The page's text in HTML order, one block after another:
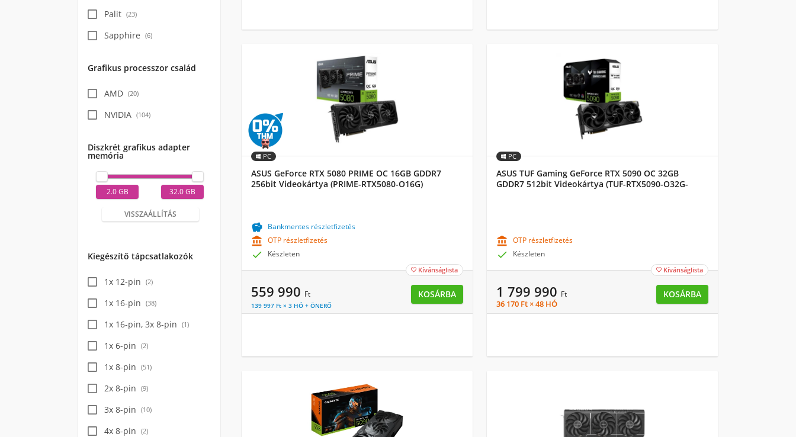
Palit (23)
Sapphire (6)
Grafikus processzor család
AMD (20)
NVIDIA (104)
Diszkrét grafikus adapter
memória
2.0 GB 32.0 GB
VISSZAÁLLÍTÁS
Kiegészítő tápcsatlakozók
1x 12-pin (2)
1x 16-pin (38)
1x 16-pin, 3x 8-pin (1)
1x 6-pin (2)
1x 8-pin (51)
2x 8-pin (9)
3x 8-pin (10)
4x 8-pin (2)
PC
ASUS GeForce RTX 5080 PRIME OC 16GB GDDR7
256bit Videokártya (PRIME-RTX5080-O16G)
 Bankmentes részletfizetés
 OTP részletfizetés
 Készleten
 Kívánságlista
559 990 Ft
139 997 Ft × 3 HÓ + ÖNERŐ
KOSÁRBA
PC
ASUS TUF Gaming GeForce RTX 5090 OC 32GB
GDDR7 512bit Videokártya (TUF-RTX5090-O32G-
 OTP részletfizetés
 Készleten
 Kívánságlista
1 799 990 Ft
36 170 Ft × 48 HÓ
KOSÁRBA